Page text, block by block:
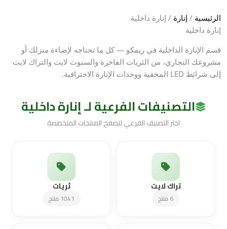
الرئيسية / إنارة / إنارة داخلية
إنارة داخلية
قسم الإنارة الداخلية في ريمكو — كل ما تحتاجه لإضاءة منزلك أو
مشروعك التجاري، من الثريات الفاخرة والسبوت لايت والتراك لايت
إلى شرائط LED المخفية ووحدات الإنارة الاحترافية.
التصنيفات الفرعية لـ إنارة داخلية
اختر التصنيف الفرعي لتصفح المنتجات المتخصصة
تراك لايت
6 منتج
ثريات
1041 منتج